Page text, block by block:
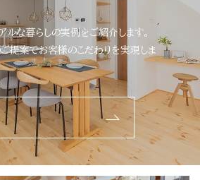
ルな暮らしの実例をご紹介します。
提案でお客様のこだわりを実現しま